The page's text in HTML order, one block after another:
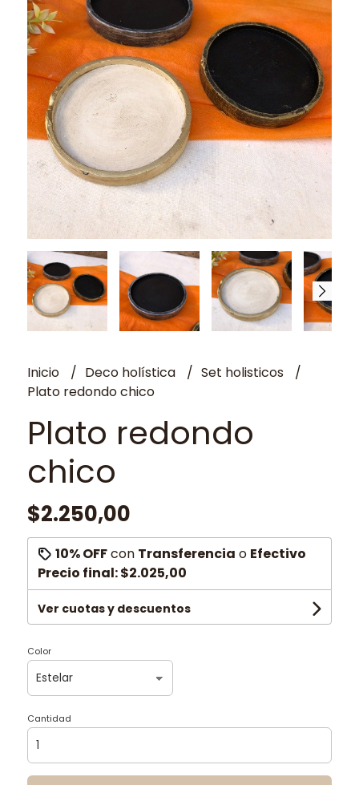
Inicio Deco holística
Set holisticos
Plato redondo chico
Plato redondo
chico
$2.250,00
10% OFFcon Transferencia o Efectivo
Precio final:$2.025,00
Ver cuotas y descuentos
Color
Cantidad